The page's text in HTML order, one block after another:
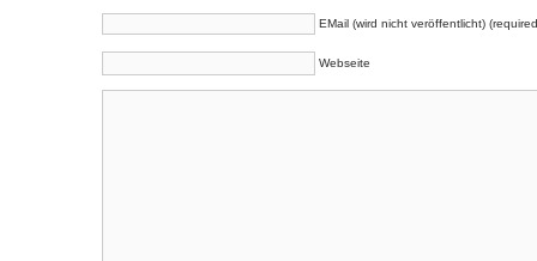
EMail (wird nicht veröffentlicht)
Webseite